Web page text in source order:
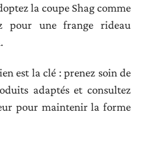
la coupe Shag comme
pour une frange rideau
est la clé : prenez soin de
adaptés et consultez
pour maintenir la forme